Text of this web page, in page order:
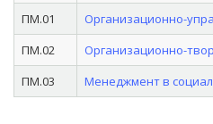
ПМ.01
Организационно-
ПМ.02
Организационно-
ПМ.03
Менеджмент в